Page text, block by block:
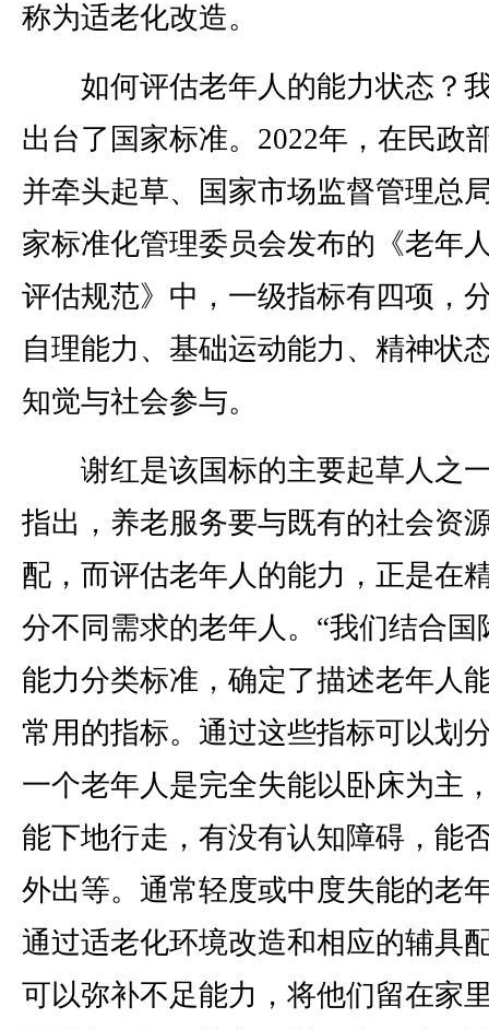
称为适老化改造。
如何评估老年人的能力状态？
出台了国家标准。2022年，在民政
并牵头起草、国家市场监督管理总
家标准化管理委员会发布的《老年
评估规范》中，一级指标有四项，
自理能力、基础运动能力、精神状
知觉与社会参与。
谢红是该国标的主要起草人之
指出，养老服务要与既有的社会资
配，而评估老年人的能力，正是在
分不同需求的老年人。“我们结合国
能力分类标准，确定了描述老年人
常用的指标。通过这些指标可以划
一个老年人是完全失能以卧床为主
能下地行走，有没有认知障碍，能
外出等。通常轻度或中度失能的老
通过适老化环境改造和相应的辅具
可以弥补不足能力，将他们留在家